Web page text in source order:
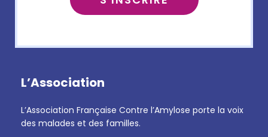
L’Association
L’Association Française Contre l’Amylose porte la voix
des malades et des familles.